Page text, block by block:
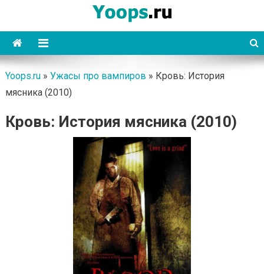
content
Yoops
Yoops.ru» Ужасы про вампиров » Кровь: История
мясника (2010)
Кровь: История мясника (2010)